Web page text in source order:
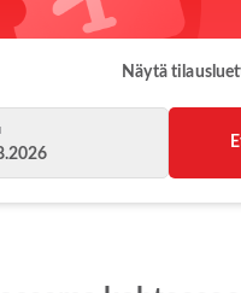
Näytä